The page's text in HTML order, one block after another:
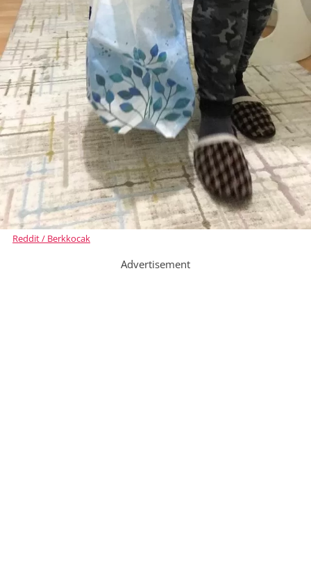
Reddit / Berkkocak
Advertisement